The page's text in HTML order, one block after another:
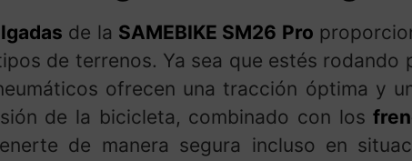
de la SAMEBIKE SM26 Pro
de terrenos. Ya sea que estés rodando
ofrecen una tracción óptima y
de la bicicleta, combinado con los
de manera segura incluso en